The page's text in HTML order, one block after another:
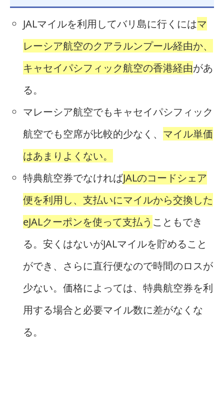
JALマイルを利用してバリ島に行くにはマ
レーシア航空のクアラルンプール経由か、
キャセイパシフィック航空の香港経由があ
る。
マレーシア航空でもキャセイパシフィック
航空でも空席が比較的少なく、 マイル単価
はあまりよくない。
特典航空券でなければJALのコードシェア
便を利用し、支払いにマイルから交換した
eJALクーポンを使って支払う こともでき
る。安くはないがJALマイルを貯めること
ができ、さらに直行便なので時間のロスが
少ない。価格によっては、特典航空券を利
用する場合と必要マイル数に差がなくな
る。